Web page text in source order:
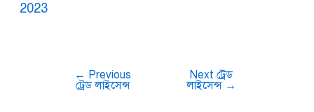
2023
← Previous
ট্রেড লাইসেন্স
Next ট্রেড
লাইসেন্স→